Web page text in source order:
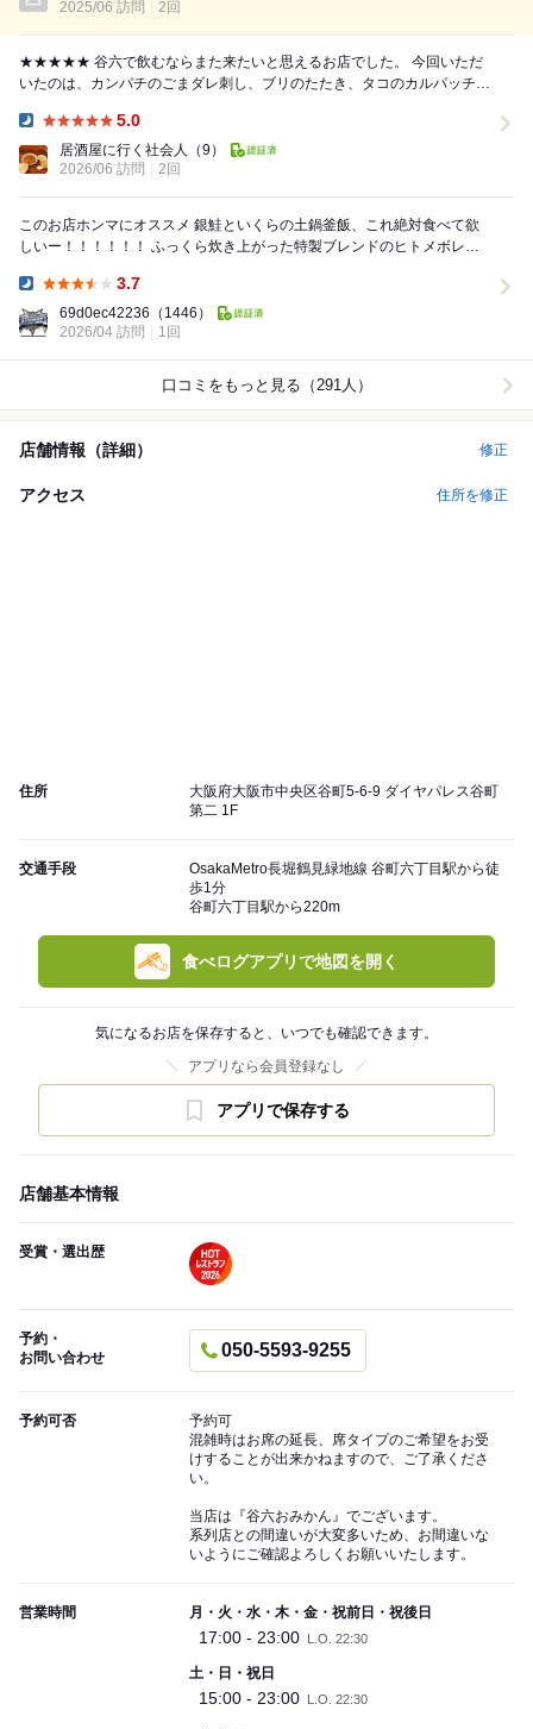
2025/06 訪問 2回
★★★★★ 谷六で飲むならまた来たいと思えるお店でした。 今回いただ
いたのは、カンパチのごまダレ刺し、ブリのたたき、タコのカルパッチ
5.0
居酒屋に行く社会人
（9）
2026/06 訪問
2回
このお店ホンマにオススメ 銀鮭といくらの土鍋釜飯、これ絶対食べて欲
しいー！！！！！！ ふっくら炊き上がった特製ブレンドのヒトメボレに
3.7
69d0ec42236 （1446）
2026/04 訪問
1回
口コミをもっと見る（291人）
店舗情報（詳細） 修正
アクセス 住所を修正
住所
大阪府大阪市中央区谷町5-6-9 ダイヤパレス谷町
第二 1F
交通手段
OsakaMetro長堀鶴見緑地線 谷町六丁目駅から徒
歩1分
谷町六丁目駅から220m
食べログアプリで地図を開く
気になるお店を保存すると、いつでも確認できます。
アプリなら会員登録なし
アプリで保存する
店舗基本情報
受賞・選出歴
予約・
お問い合わせ
050-5593-9255
予約可否
予約可
混雑時はお席の延長、席タイプのご希望をお受
けすることが出来かねますので、ご了承くださ
い。
当店は『谷六おみかん』でございます。
系列店との間違いが大変多いため、お間違いな
いようにご確認よろしくお願いいたします。
営業時間 月・火・水・木・金・祝前日・祝後日
17:00 - 23:00 L.O. 22:30
土・日・祝日
15:00 - 23:00 L.O. 22:30